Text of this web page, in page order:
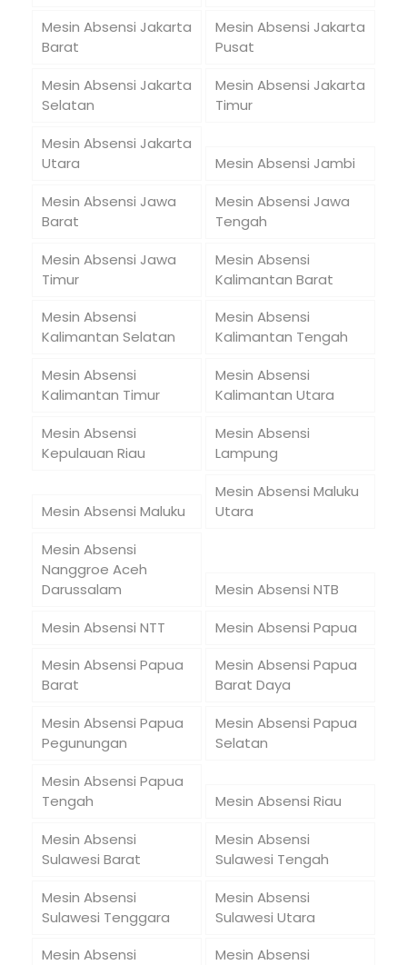
Mesin Absensi Jakarta
Barat
Mesin Absensi Jakarta
Pusat
Mesin Absensi Jakarta
Selatan
Mesin Absensi Jakarta
Timur
Mesin Absensi Jakarta
Utara
Mesin Absensi Jambi
Mesin Absensi Jawa
Barat
Mesin Absensi Jawa
Tengah
Mesin Absensi Jawa
Timur
Mesin Absensi
Kalimantan Barat
Mesin Absensi
Kalimantan Selatan
Mesin Absensi
Kalimantan Tengah
Mesin Absensi
Kalimantan Timur
Mesin Absensi
Kalimantan Utara
Mesin Absensi
Kepulauan Riau
Mesin Absensi
Lampung
Mesin Absensi Maluku
Mesin Absensi Maluku
Utara
Mesin Absensi
Nanggroe Aceh
Darussalam
Mesin Absensi NTB
Mesin Absensi NTT
Mesin Absensi Papua
Mesin Absensi Papua
Barat
Mesin Absensi Papua
Barat Daya
Mesin Absensi Papua
Pegunungan
Mesin Absensi Papua
Selatan
Mesin Absensi Papua
Tengah
Mesin Absensi Riau
Mesin Absensi
Sulawesi Barat
Mesin Absensi
Sulawesi Tengah
Mesin Absensi
Sulawesi Tenggara
Mesin Absensi
Sulawesi Utara
Mesin Absensi
Mesin Absensi